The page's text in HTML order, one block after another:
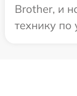
Brother, и
технику по